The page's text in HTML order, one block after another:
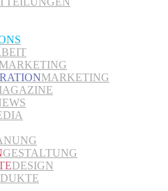
MARKETING
MARKETING
GESTALTUNG
DESIGN